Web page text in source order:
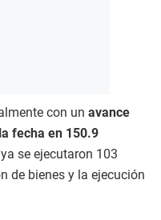
con un avance
fecha en 150.9
se ejecutaron 103
de bienes y la ejecución